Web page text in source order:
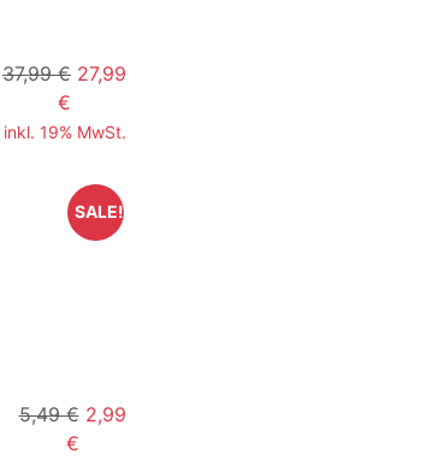
37,99 € 27,99
€
inkl. 19% MwSt.
5,49 € 2,99
€
SALE!